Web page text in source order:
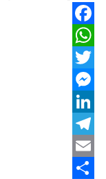
Facebook
WhatsApp
Twitter
Messenger
LinkedIn
Telegram
Email